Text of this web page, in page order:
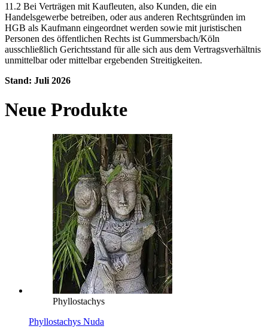
11.2 Bei Verträgen mit Kaufleuten, also Kunden, die ein
Handelsgewerbe betreiben, oder aus anderen Rechtsgründen im
HGB als Kaufmann eingeordnet werden sowie mit juristischen
Personen des öffentlichen Rechts ist Gummersbach/Köln
ausschließlich Gerichtsstand für alle sich aus dem Vertragsverhältnis
unmittelbar oder mittelbar ergebenden Streitigkeiten.
Stand: Juli 2026
Neue Produkte
Phyllostachys
Phyllostachys Nuda